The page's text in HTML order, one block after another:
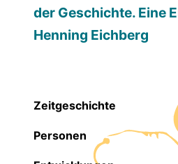
der Geschichte. Eine
Henning Eichberg
Zeitgeschichte
Personen